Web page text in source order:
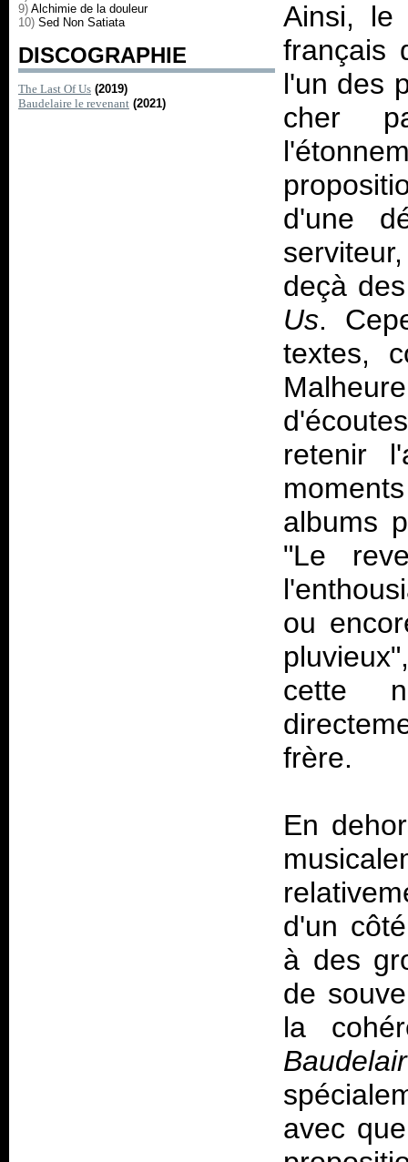
9) Alchimie de la douleur
10) Sed Non Satiata
DISCOGRAPHIE
The Last Of Us (2019)
Baudelaire le revenant (2021)
Ainsi, le
français
l'un des
cher
d'une
deçà
Us.
textes,
retenir
albums
"Le
ou
cette
frère.
En
d'un
à des
de
la
avec